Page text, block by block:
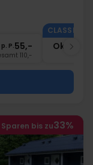
p. P.55,-
110,-
CLASSIC II.
Okt
Sparen bis zu33%